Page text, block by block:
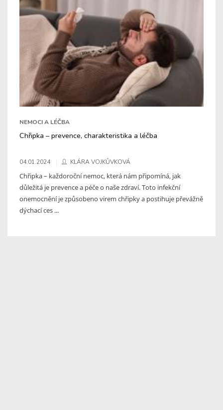
NEMOCI A LÉČBA
Chřipka – prevence, charakteristika a léčba
04.01.2024 KLÁRA VOJKŮVKOVÁ
Chřipka – každoroční nemoc, která nám připomíná, jak
důležitá je prevence a péče o naše zdraví. Toto infekční
onemocnění je způsobeno virem chřipky a postihuje převážně
dýchací ces ...